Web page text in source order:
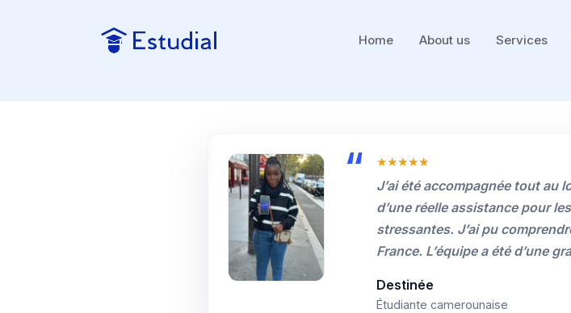
Home About us Services
★★★★★
J’ai été accompagnée tout au
d’une réelle assistance pour
stressantes. J’ai pu
France. L’équipe a été d’une
Destinée
Étudiante camerounaise